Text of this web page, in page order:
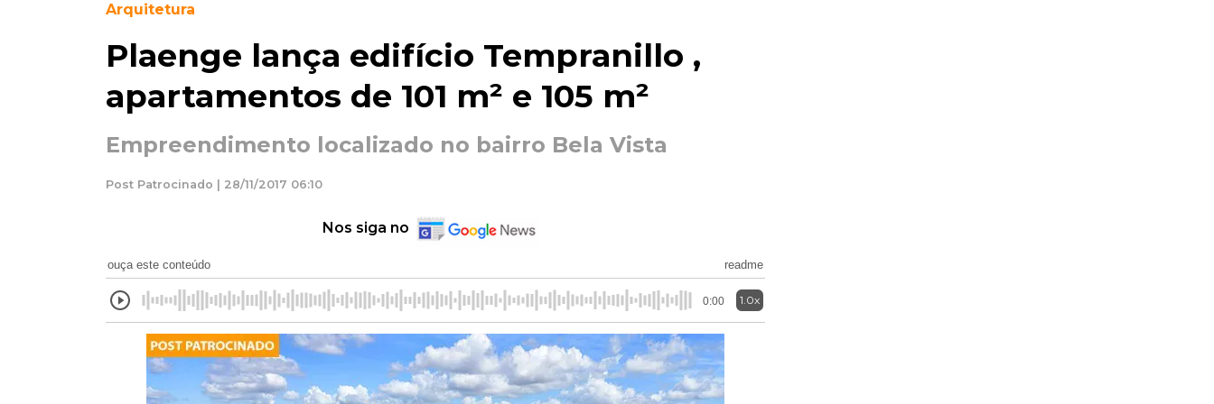
Arquitetura
Plaenge lança edifício Tempranillo ,
apartamentos de 101 m² e 105 m²
Empreendimento localizado no bairro Bela Vista
Post Patrocinado | 28/11/2017 06:10
Nos siga no
ouça este conteúdo readme
0:00 1.0x